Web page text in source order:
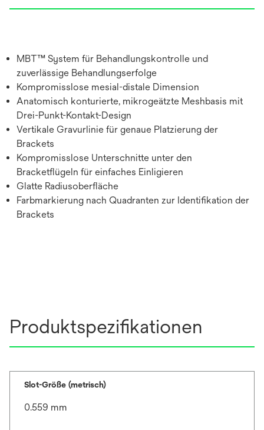
MBT™ System für Behandlungskontrolle und
zuverlässige Behandlungserfolge
Kompromisslose mesial-distale Dimension
Anatomisch konturierte, mikrogeätzte Meshbasis mit
Drei-Punkt-Kontakt-Design
Vertikale Gravurlinie für genaue Platzierung der
Brackets
Kompromisslose Unterschnitte unter den
Bracketflügeln für einfaches Einligieren
Glatte Radiusoberfläche
Farbmarkierung nach Quadranten zur Identifikation der
Brackets
Produktspezifikationen
Slot-Größe (metrisch)
0.559 mm